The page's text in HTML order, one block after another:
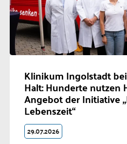
Klinikum Ingolstadt
Halt: Hunderte nutzen
Angebot der Initiative
Lebenszeit“
29.07.2026